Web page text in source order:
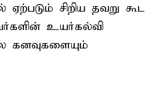
ஏற்படும் சிறிய தவறு கூட
உயர்கல்வி
கனவுகளையும்